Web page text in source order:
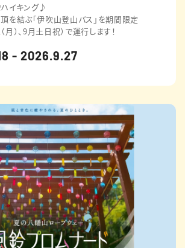
イキング♪
を結ぶ｢伊吹山登山バス｣を期間限定
月）、9月土日祝）で運行します！
- 2026.9.27